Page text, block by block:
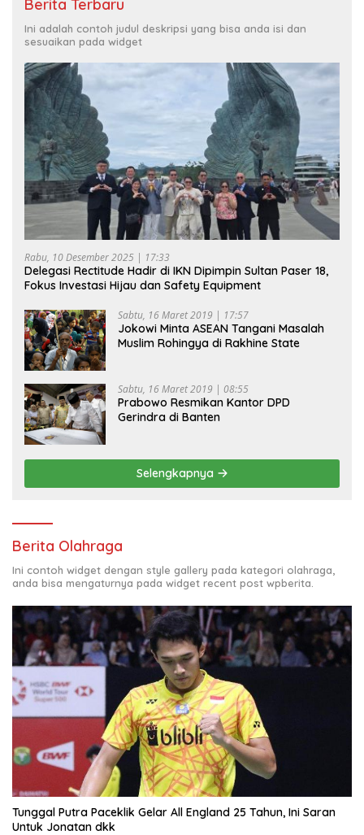
Berita Terbaru
Ini adalah contoh judul deskripsi yang bisa anda isi dan
sesuaikan pada widget
Rabu, 10 Desember 2025 | 17:33
Delegasi Rectitude Hadir di IKN Dipimpin Sultan Paser 18,
Fokus Investasi Hijau dan Safety Equipment
Sabtu, 16 Maret 2019 | 17:57
Jokowi Minta ASEAN Tangani Masalah
Muslim Rohingya di Rakhine State
Sabtu, 16 Maret 2019 | 08:55
Prabowo Resmikan Kantor DPD
Gerindra di Banten
Selengkapnya
Berita Olahraga
Ini contoh widget dengan style gallery pada kategori olahraga,
anda bisa mengaturnya pada widget recent post wpberita.
Tunggal Putra Paceklik Gelar All England 25 Tahun, Ini Saran
Untuk Jonatan dkk